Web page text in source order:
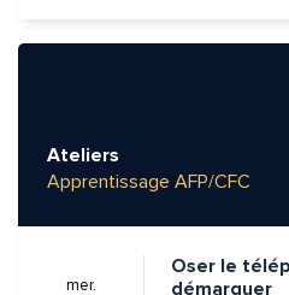
Ateliers
Apprentissage AFP/CFC
mer.
Oser le
démarquer